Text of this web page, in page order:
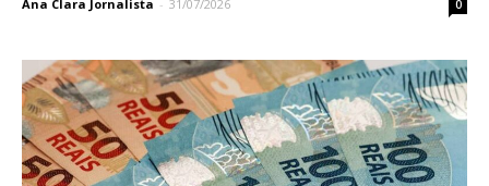
Ana Clara Jornalista - 31/07/2026 0